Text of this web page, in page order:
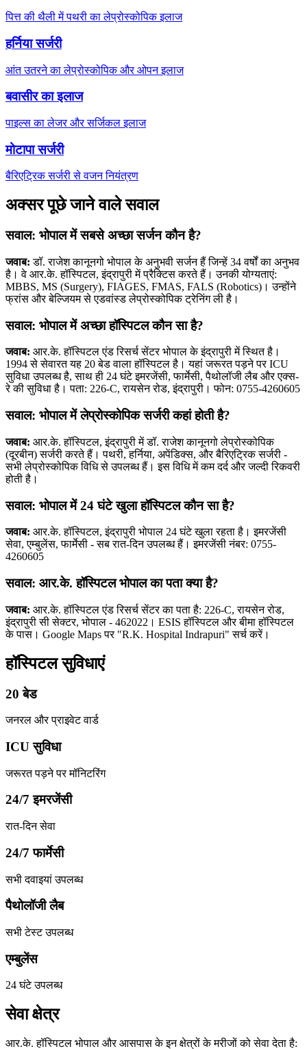
पित्त की थैली में पथरी का लेप्रोस्कोपिक इलाज
हर्निया सर्जरी
आंत उतरने का लेप्रोस्कोपिक और ओपन इलाज
बवासीर का इलाज
पाइल्स का लेजर और सर्जिकल इलाज
मोटापा सर्जरी
बैरिएट्रिक सर्जरी से वजन नियंत्रण
अक्सर पूछे जाने वाले सवाल
सवाल: भोपाल में सबसे अच्छा सर्जन कौन है?
जवाब: डॉ. राजेश कानूनगो भोपाल के अनुभवी सर्जन हैं जिन्हें 34 वर्षों का अनुभव
है। वे आर.के. हॉस्पिटल, इंद्रापुरी में प्रैक्टिस करते हैं। उनकी योग्यताएं:
MBBS, MS (Surgery), FIAGES, FMAS, FALS (Robotics)। उन्होंने
फ्रांस और बेल्जियम से एडवांस्ड लेप्रोस्कोपिक ट्रेनिंग ली है।
सवाल: भोपाल में अच्छा हॉस्पिटल कौन सा है?
जवाब: आर.के. हॉस्पिटल एंड रिसर्च सेंटर भोपाल के इंद्रापुरी में स्थित है।
1994 से सेवारत यह 20 बेड वाला हॉस्पिटल है। यहां जरूरत पड़ने पर ICU
सुविधा उपलब्ध है, साथ ही 24 घंटे इमरजेंसी, फार्मेसी, पैथोलॉजी लैब और एक्स-
रे की सुविधा है। पता: 226-C, रायसेन रोड, इंद्रापुरी। फोन: 0755-4260605
सवाल: भोपाल में लेप्रोस्कोपिक सर्जरी कहां होती है?
जवाब: आर.के. हॉस्पिटल, इंद्रापुरी में डॉ. राजेश कानूनगो लेप्रोस्कोपिक
(दूरबीन) सर्जरी करते हैं। पथरी, हर्निया, अपेंडिक्स, और बैरिएट्रिक सर्जरी -
सभी लेप्रोस्कोपिक विधि से उपलब्ध हैं। इस विधि में कम दर्द और जल्दी रिकवरी
होती है।
सवाल: भोपाल में 24 घंटे खुला हॉस्पिटल कौन सा है?
जवाब: आर.के. हॉस्पिटल, इंद्रापुरी भोपाल 24 घंटे खुला रहता है। इमरजेंसी
सेवा, एम्बुलेंस, फार्मेसी - सब रात-दिन उपलब्ध हैं। इमरजेंसी नंबर: 0755-
4260605
सवाल: आर.के. हॉस्पिटल भोपाल का पता क्या है?
जवाब: आर.के. हॉस्पिटल एंड रिसर्च सेंटर का पता है: 226-C, रायसेन रोड,
इंद्रापुरी सी सेक्टर, भोपाल - 462022। ESIS हॉस्पिटल और बीमा हॉस्पिटल
के पास। Google Maps पर "R.K. Hospital Indrapuri" सर्च करें।
हॉस्पिटल सुविधाएं
20 बेड
जनरल और प्राइवेट वार्ड
ICU सुविधा
जरूरत पड़ने पर मॉनिटरिंग
24/7 इमरजेंसी
रात-दिन सेवा
24/7 फार्मेसी
सभी दवाइयां उपलब्ध
पैथोलॉजी लैब
सभी टेस्ट उपलब्ध
एम्बुलेंस
24 घंटे उपलब्ध
सेवा क्षेत्र
आर.के. हॉस्पिटल भोपाल और आसपास के इन क्षेत्रों के मरीजों को सेवा देता है: